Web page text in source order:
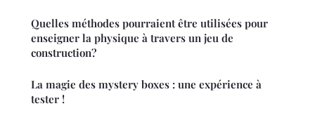
Quelles méthodes pourraient être utilisées pour
enseigner la physique à travers un jeu de
construction?
La magie des mystery boxes : une expérience à
tester !